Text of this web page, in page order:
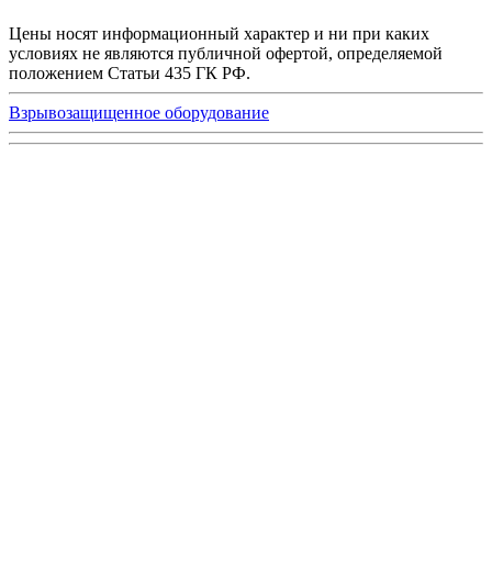
Цены носят информационный характер и ни при каких
условиях не являются публичной офертой, определяемой
положением Статьи 435 ГК РФ.
Взрывозащищенное оборудование